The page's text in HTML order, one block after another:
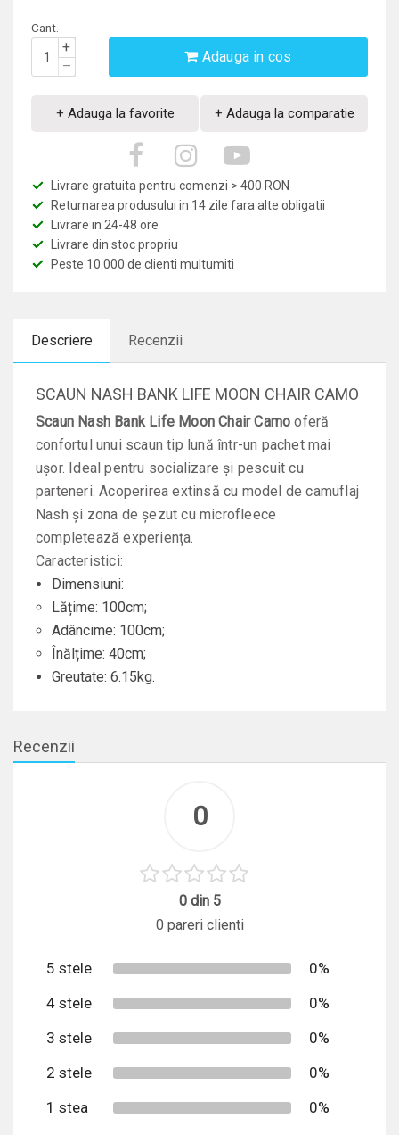
Cant.
+
–
Adauga in cos
+ Adauga la favorite + Adauga la comparatie
Livrare gratuita pentru comenzi > 400 RON
Returnarea produsului in 14 zile fara alte obligatii
Livrare in 24-48 ore
Livrare din stoc propriu
Peste 10.000 de clienti multumiti
Descriere Recenzii
SCAUN NASH BANK LIFE MOON CHAIR CAMO
Scaun Nash Bank Life Moon Chair Camo oferă
confortul unui scaun tip lună într-un pachet mai
ușor. Ideal pentru socializare și pescuit cu
parteneri. Acoperirea extinsă cu model de camuflaj
Nash și zona de șezut cu microfleece
completează experiența.
Caracteristici:
Dimensiuni:
Lățime: 100cm;
Adâncime: 100cm;
Înălțime: 40cm;
Greutate: 6.15kg.
Recenzii
0
0 din 5
0 pareri clienti
5 stele
0%
4 stele
0%
3 stele
0%
2 stele
0%
1 stea
0%